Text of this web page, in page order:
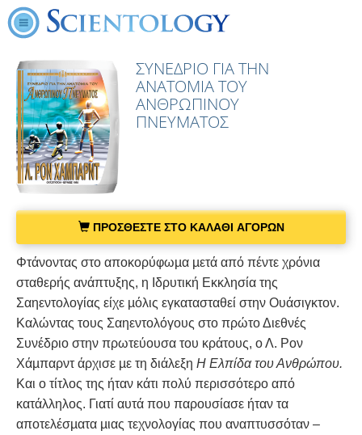
ΣΥΝΕΔΡΙΟ ΓΙΑ ΤΗΝ
ΑΝΑΤΟΜΙΑ ΤΟΥ
ΑΝΘΡΩΠΙΝΟΥ
ΠΝΕΥΜΑΤΟΣ
ΠΡΟΣΘΕΣΤΕ ΣΤΟ ΚΑΛΑΘΙ ΑΓΟΡΩΝ
Φτάνοντας στο αποκορύφωµα µετά από πέντε χρόνια
σταθερής ανάπτυξης, η Ιδρυτική Εκκλησία της
Σαηεντολογίας είχε µόλις εγκατασταθεί στην Ουάσιγκτον.
Καλώντας τους Σαηεντολόγους στο πρώτο Διεθνές
Συνέδριο στην πρωτεύουσα του κράτους, ο Λ. Ρον
Χάµπαρντ άρχισε µε τη διάλεξη Η Ελπίδα του Ανθρώπου.
Και ο τίτλος της ήταν κάτι πολύ περισσότερο από
κατάλληλος. Γιατί αυτά που παρουσίασε ήταν τα
αποτελέσµατα µιας τεχνολογίας που αναπτυσσόταν –